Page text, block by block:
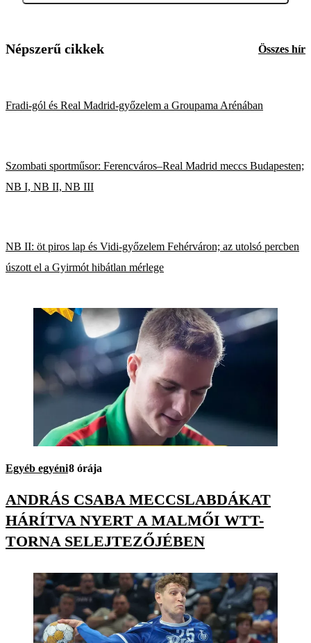
Népszerű cikkek Összes hír
Fradi-gól és Real Madrid-győzelem a Groupama Arénában
Szombati sportműsor: Ferencváros–Real Madrid meccs Budapesten;
NB I, NB II, NB III
NB II: öt piros lap és Vidi-győzelem Fehérváron; az utolsó percben
úszott el a Gyirmót hibátlan mérlege
Egyéb egyéni8 órája
ANDRÁS CSABA MECCSLABDÁKAT
HÁRÍTVA NYERT A MALMŐI WTT-
TORNA SELEJTEZŐJÉBEN